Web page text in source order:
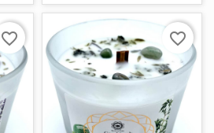
favorite_border favorite_border